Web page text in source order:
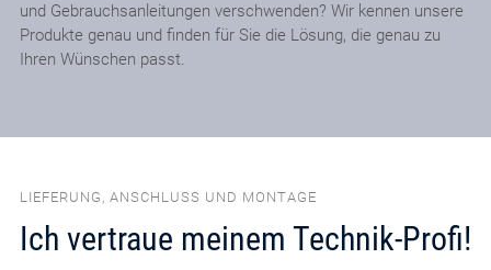
und Gebrauchsanleitungen verschwenden? Wir kennen unsere
Produkte genau und finden für Sie die Lösung, die genau zu
Ihren Wünschen passt.
LIEFERUNG, ANSCHLUSS UND MONTAGE
Ich vertraue meinem Technik-Profi!